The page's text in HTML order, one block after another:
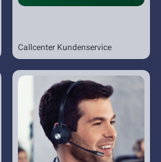
Callcenter Kundenservice